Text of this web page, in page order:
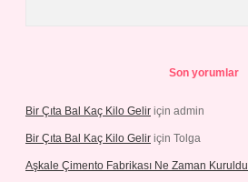
Son yorumlar
Bir Çıta Bal Kaç Kilo Gelir için admin
Bir Çıta Bal Kaç Kilo Gelir için Tolga
Aşkale Çimento Fabrikası Ne Zaman Kuruldu